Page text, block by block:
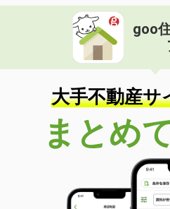
goo
大手不動産サ
まとめ